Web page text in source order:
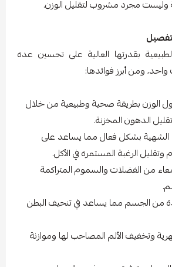
وليست مجرد مشروب لتقليل الوزن.
بقدرتها العالية على تحسين عدة
ومن أبرز فوائدها:
الوزن بطريقة صحية وطبيعية من خلال
الدهون المخزنة.
بشكل فعال مما يساعد على
وتقليل الرغبة المستمرة في الأكل.
من الفضلات والسموم المتراكمة
من الجسم مما يساعد في تنحيف البطن
وتخفيف الألم المصاحب لها وموازنة